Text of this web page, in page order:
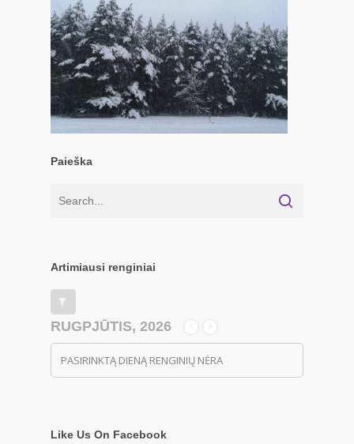
Paieška
Artimiausi renginiai
RUGPJŪTIS, 2026
PASIRINKTĄ DIENĄ RENGINIŲ NĖRA
Like Us On Facebook